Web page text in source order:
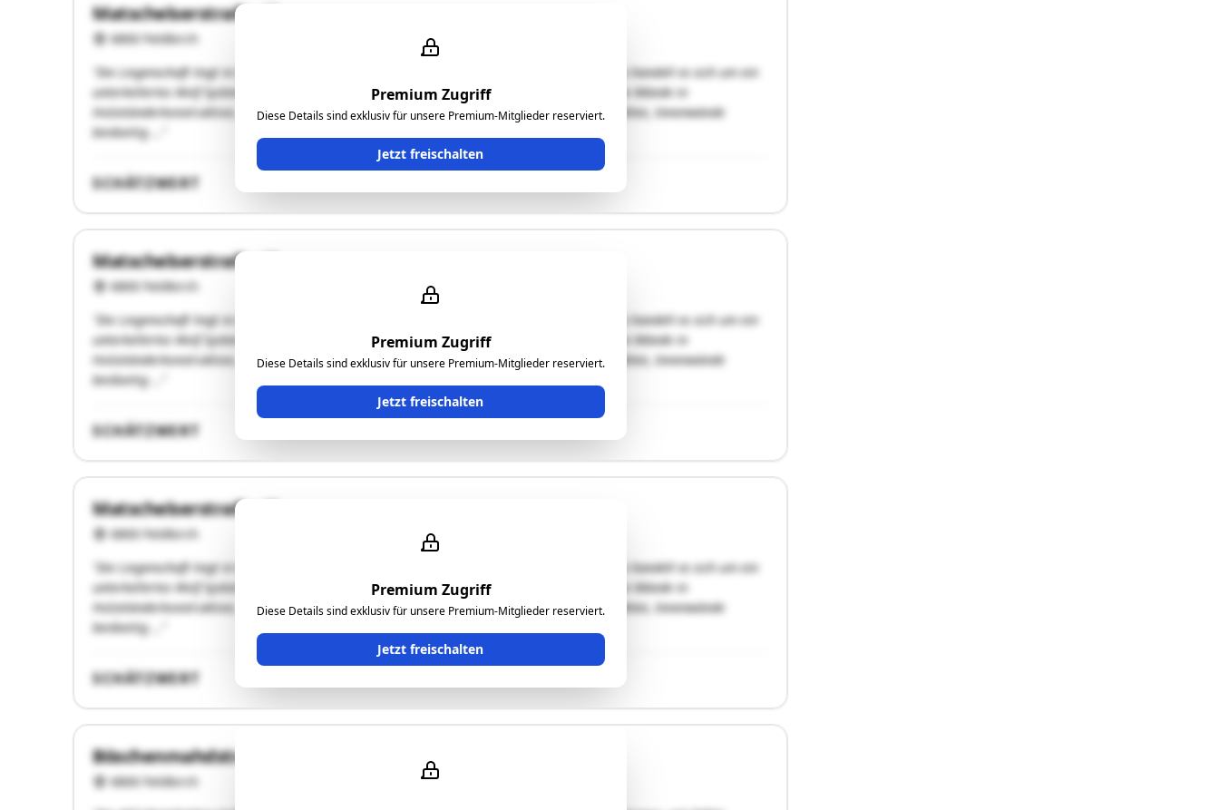
Premium Zugriff
Diese Details sind exklusiv für unsere Premium-Mitglieder reserviert.
Jetzt freischalten
Matschelserstraße 40
6800 Feldkirch
"Die Liegenschaft liegt in Bangs, im Ortsteil Nofels, in einer ruhiger Wohnlage. Das Wohnhaus handelt es sich um ein
unterkellertes Wolf Systemhaus. Das Kellergeschoss ist in WU-Beton errichtet, die aufgehenden Wände in
Holzständerkonstruktion, gedämmt, mit Installationsebenen, Fassade verputzt,Gipskartonplatten, Innenwände
beidseitig …"
SCHÄTZWERT
Premium Zugriff
Diese Details sind exklusiv für unsere Premium-Mitglieder reserviert.
Jetzt freischalten
Matschelserstraße 40
6800 Feldkirch
"Die Liegenschaft liegt in Bangs, im Ortsteil Nofels, in einer ruhiger Wohnlage. Das Wohnhaus handelt es sich um ein
unterkellertes Wolf Systemhaus. Das Kellergeschoss ist in WU-Beton errichtet, die aufgehenden Wände in
Holzständerkonstruktion, gedämmt, mit Installationsebenen, Fassade verputzt,Gipskartonplatten, Innenwände
beidseitig …"
SCHÄTZWERT
Premium Zugriff
Diese Details sind exklusiv für unsere Premium-Mitglieder reserviert.
Jetzt freischalten
Matschelserstraße 40
6800 Feldkirch
"Die Liegenschaft liegt in Bangs, im Ortsteil Nofels, in einer ruhiger Wohnlage. Das Wohnhaus handelt es sich um ein
unterkellertes Wolf Systemhaus. Das Kellergeschoss ist in WU-Beton errichtet, die aufgehenden Wände in
Holzständerkonstruktion, gedämmt, mit Installationsebenen, Fassade verputzt,Gipskartonplatten, Innenwände
beidseitig …"
SCHÄTZWERT
Böschenmahdstraße 30+30a
6800 Feldkirch